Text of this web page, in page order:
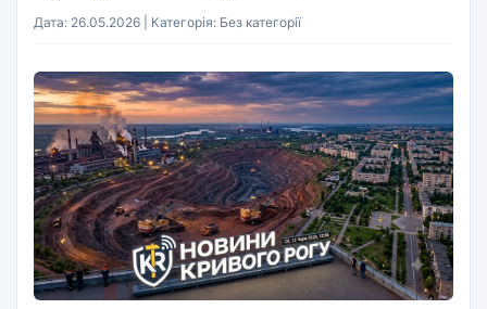
Дата: 26.05.2026 | Категорія: Без категорії